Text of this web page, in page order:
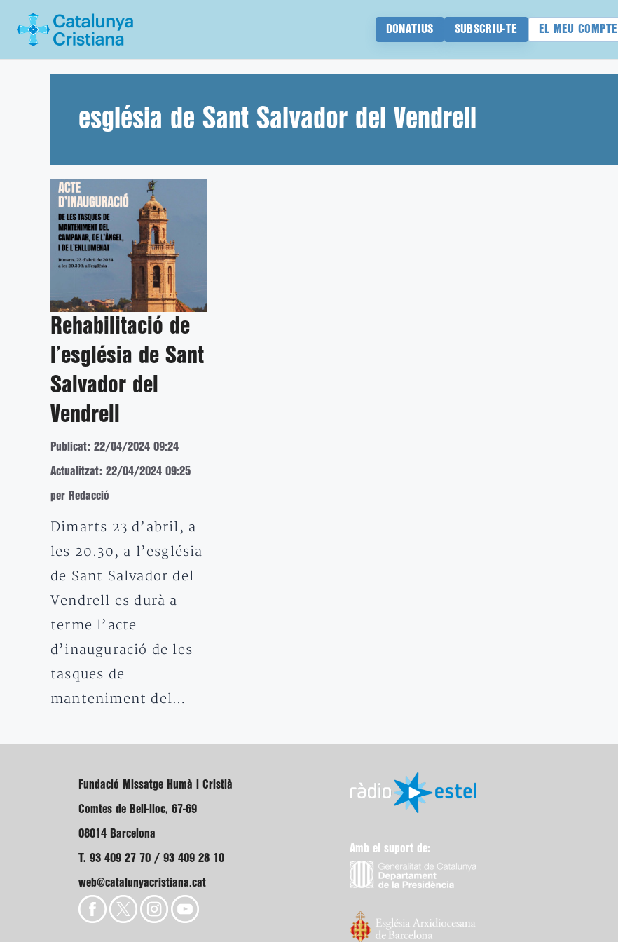
DONATIUS SUBSCRIU-TE EL MEU COMPTE
església de Sant Salvador del Vendrell
Rehabilitació de
l’església de Sant
Salvador del
Vendrell
Publicat: 22/04/2024 09:24
Actualitzat: 22/04/2024 09:25
per Redacció
Dimarts 23 d’abril, a
les 20.30, a l’església
de Sant Salvador del
Vendrell es durà a
terme l’acte
d’inauguració de les
tasques de
manteniment del…
Fundació Missatge Humà i Cristià
Comtes de Bell-lloc, 67-69
08014 Barcelona
T. 93 409 27 70 / 93 409 28 10
web@catalunyacristiana.cat
Amb el suport de: